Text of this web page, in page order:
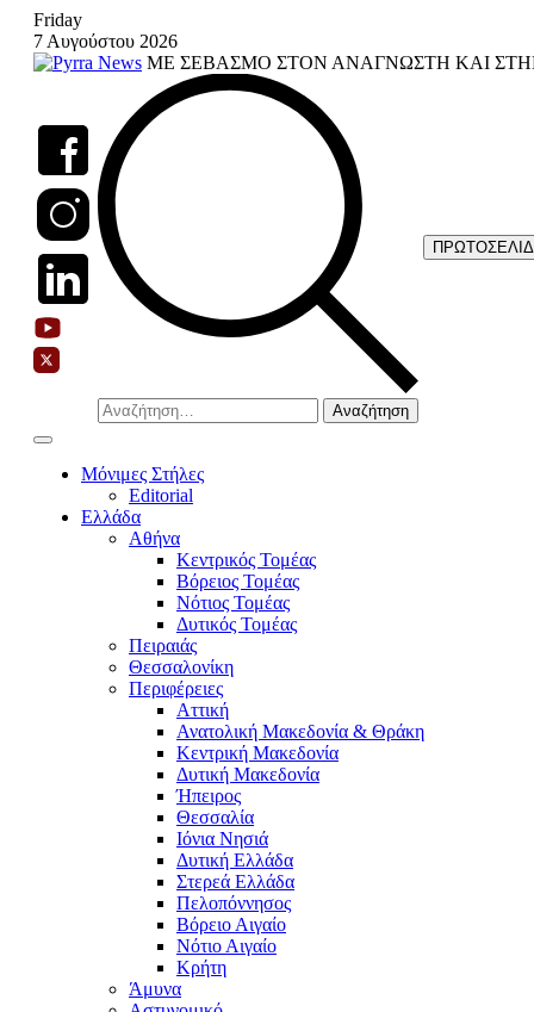
Skip
content
Friday
7 Αυγούστου 2026
ΜΕ ΣΕΒΑΣΜΟ ΣΤΟΝ ΑΝΑΓΝΩΣΤΗ ΚΑΙ
Αναζήτηση
για:
Μόνιμες Στήλες
Editorial
Ελλάδα
Αθήνα
Κεντρικός Τομέας
Βόρειος Τομέας
Νότιος Τομέας
Δυτικός Τομέας
Πειραιάς
Θεσσαλονίκη
Περιφέρειες
Αττική
Ανατολική Μακεδονία & Θράκη
Κεντρική Μακεδονία
Δυτική Μακεδονία
Ήπειρος
Θεσσαλία
Ιόνια Νησιά
Δυτική Ελλάδα
Στερεά Ελλάδα
Πελοπόννησος
Βόρειο Αιγαίο
Νότιο Αιγαίο
Κρήτη
Άμυνα